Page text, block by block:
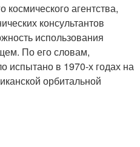
агентства,
консультантов
использования
По его словам,
испытано в 1970-х годах на
орбитальной